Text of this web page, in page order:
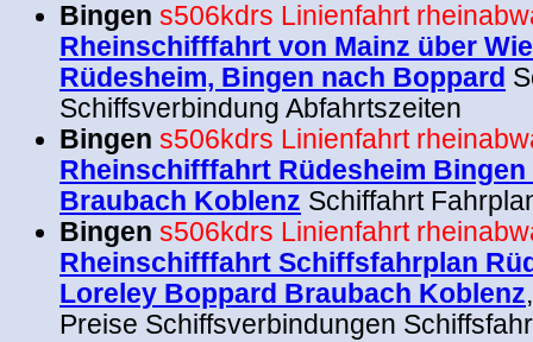
Bingen s506kdrs Linienfahrt
Rheinschifffahrt von Mainz über
Rüdesheim, Bingen nach Boppard
Schiffsverbindung Abfahrtszeiten
Bingen s506kdrs Linienfahrt
Rheinschifffahrt Rüdesheim
Braubach Koblenz Schiffahrt
Bingen s506kdrs Linienfahrt
Rheinschifffahrt Schiffsfahrplan
Loreley Boppard Braubach Koblenz
Preise Schiffsverbindungen